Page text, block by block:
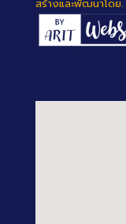
สร้างและพัฒนาโดย.